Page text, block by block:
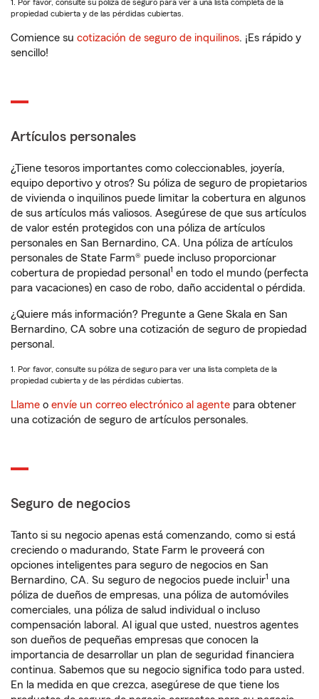
1. Por favor, consulte su póliza de seguro para ver a una lista completa de la
propiedad cubierta y de las pérdidas cubiertas.
Comience su cotización de seguro de inquilinos. ¡Es rápido y
sencillo!
Artículos personales
¿Tiene tesoros importantes como coleccionables, joyería,
equipo deportivo y otros? Su póliza de seguro de propietarios
de vivienda o inquilinos puede limitar la cobertura en algunos
de sus artículos más valiosos. Asegúrese de que sus artículos
de valor estén protegidos con una póliza de artículos
personales en San Bernardino, CA. Una póliza de artículos
personales de State Farm® puede incluso proporcionar
cobertura de propiedad personal 1 en todo el mundo (perfecta
para vacaciones) en caso de robo, daño accidental o pérdida.
¿Quiere más información? Pregunte a Gene Skala en San
Bernardino, CA sobre una cotización de seguro de propiedad
personal.
1. Por favor, consulte su póliza de seguro para ver una lista completa de la
propiedad cubierta y de las pérdidas cubiertas.
Llame o envíe un correo electrónico al agente para obtener
una cotización de seguro de artículos personales.
Seguro de negocios
Tanto si su negocio apenas está comenzando, como si está
creciendo o madurando, State Farm le proveerá con
opciones inteligentes para seguro de negocios en San
Bernardino, CA. Su seguro de negocios puede incluir1 una
póliza de dueños de empresas, una póliza de automóviles
comerciales, una póliza de salud individual o incluso
compensación laboral. Al igual que usted, nuestros agentes
son dueños de pequeñas empresas que conocen la
importancia de desarrollar un plan de seguridad financiera
continua. Sabemos que su negocio significa todo para usted.
En la medida en que crezca, asegúrese de que tiene los